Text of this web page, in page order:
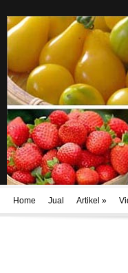
Home Jual Artikel »